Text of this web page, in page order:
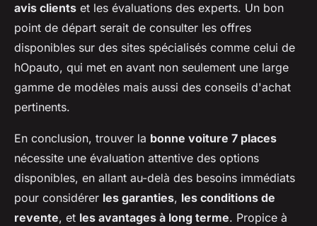
avis clients et les évaluations des experts. Un bon
point de départ serait de consulter les offres
disponibles sur des sites spécialisés comme celui de
hOpauto, qui met en avant non seulement une large
gamme de modèles mais aussi des conseils d'achat
pertinents.
En conclusion, trouver la bonne voiture 7 places
nécessite une évaluation attentive des options
disponibles, en allant au-delà des besoins immédiats
pour considérer les garanties, les conditions de
revente, et les avantages à long terme. Propice à